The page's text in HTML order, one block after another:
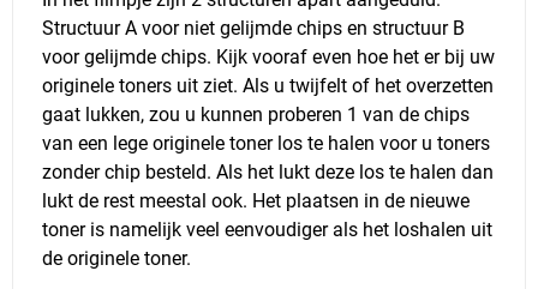
Structuur A voor niet gelijmde chips en structuur B
voor gelijmde chips. Kijk vooraf even hoe het er bij uw
originele toners uit ziet. Als u twijfelt of het overzetten
gaat lukken, zou u kunnen proberen 1 van de chips
van een lege originele toner los te halen voor u toners
zonder chip besteld. Als het lukt deze los te halen dan
lukt de rest meestal ook. Het plaatsen in de nieuwe
toner is namelijk veel eenvoudiger als het loshalen uit
de originele toner.